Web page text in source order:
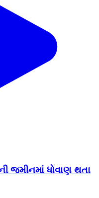
જમીનમાં ધોવાણ થતા